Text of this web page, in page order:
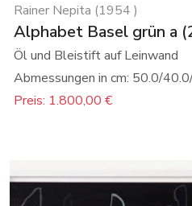
Rainer Nepita (1954 )
Alphabet Basel grün a
Öl und Bleistift auf Leinwand
Abmessungen in cm: 50.0/
Preis: 1.800,00 €